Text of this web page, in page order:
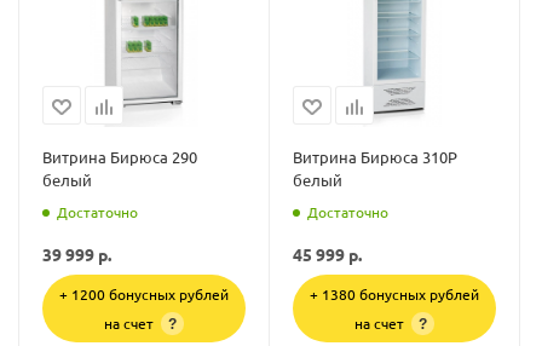
Витрина Бирюса 290
белый
Достаточно
39 999 р.
+ 1200 бонусных рублей
на счет
?
Витрина Бирюса 310Р
белый
Достаточно
45 999 р.
+ 1380 бонусных рублей
на счет
?